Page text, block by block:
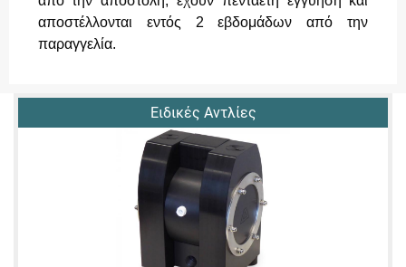
αποστέλλονται εντός 2 εβδομάδων από την
παραγγελία.
Ειδικές Αντλίες